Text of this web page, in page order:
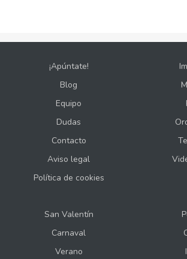
¡Apúntate!
Blog
Equipo
Dudas
Contacto
Aviso legal
Política de cookies
San Valentín
Carnaval
Verano